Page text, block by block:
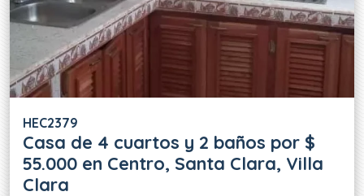
HEC2379
Casa de 4 cuartos y 2 baños por $
55.000 en Centro, Santa Clara, Villa
Clara